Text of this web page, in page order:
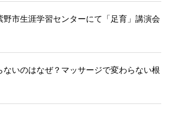
野市生涯学習センターにて「足育」講演会
いのはなぜ？マッサージで変わらない根